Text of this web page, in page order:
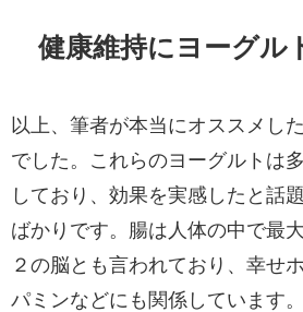
健康維持にヨーグル
以上、筆者が本当にオススメし
でした。これらのヨーグルトは
しており、効果を実感したと話
ばかりです。腸は人体の中で最
２の脳とも言われており、幸せ
パミンなどにも関係しています。